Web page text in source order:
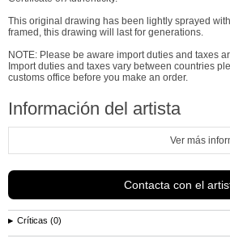
This original drawing has been lightly sprayed
framed, this drawing will last for generations.
NOTE: Please be aware import duties and taxes
Import duties and taxes vary between countries
customs office before you make an order.
Información del artista
Ver más
Contacta con el
Críticas (0)